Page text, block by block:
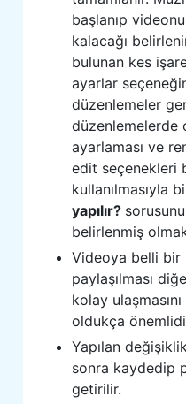
başlanıp
kalacağı
bulunan kes
ayarlar
düzenlemeler
düzenlemelerde
ayarlaması ve
edit seçenekleri
kullanılmasıyla
yapılır?
belirlenmiş
Videoya belli bir
paylaşılması
kolay
oldukça
Yapılan
sonra kaydedip
getirilir.